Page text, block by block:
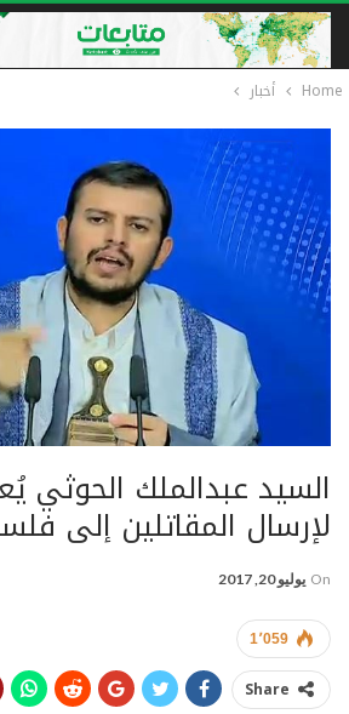
Home أخبار
السيد عبدالملك الحوثي
لإرسال المقاتلين إلى
On يوليو 20, 2017
1٬059
Share